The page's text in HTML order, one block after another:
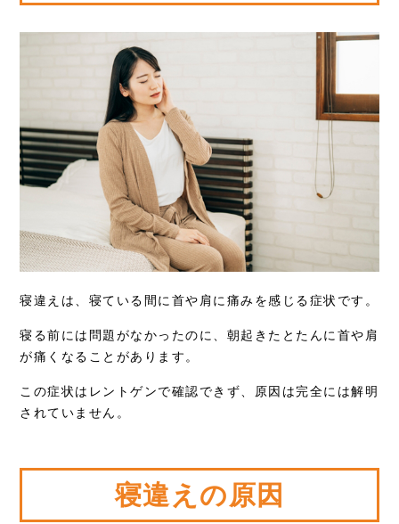
寝違えは、寝ている間に首や肩に痛みを感じる症状です。
寝る前には問題がなかったのに、朝起きたとたんに首や肩
が痛くなることがあります。
この症状はレントゲンで確認できず、原因は完全には解明
されていません。
寝違えの原因